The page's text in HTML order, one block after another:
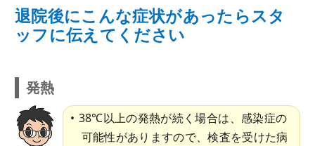
退院後にこんな症状があったらスタ
ッフに伝えてください
発熱
38℃以上の発熱が続く場合は、感染症の
可能性がありますので、検査を受けた病